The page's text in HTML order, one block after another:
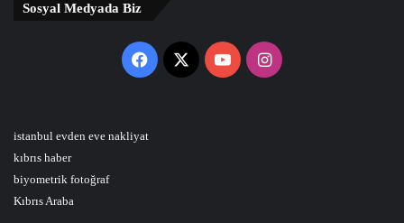
Sosyal Medyada Biz
Facebook
X YouTubeInstagram
istanbul evden eve nakliyat
kıbrıs haber
biyometrik fotoğraf
Kıbrıs Araba